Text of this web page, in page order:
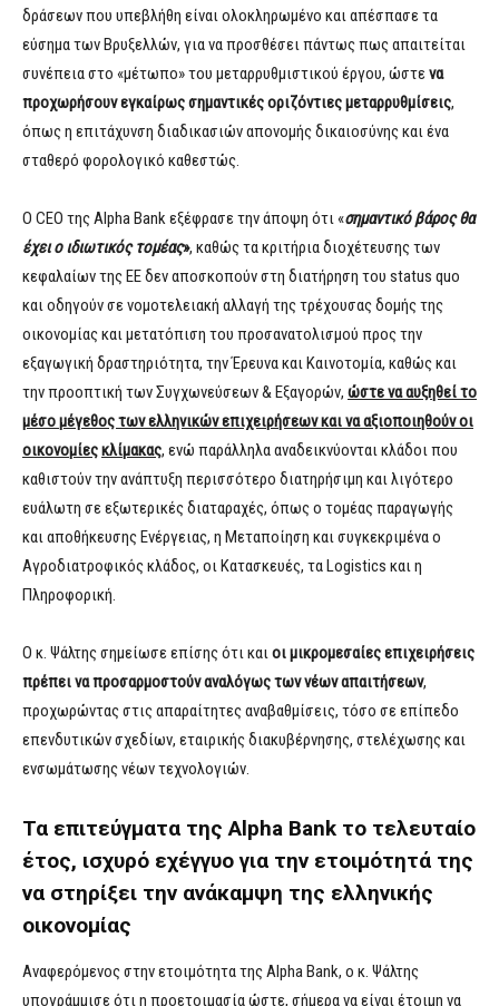
δράσεων που υπεβλήθη είναι ολοκληρωμένο και απέσπασε τα
εύσημα των Βρυξελλών, για να προσθέσει πάντως πως απαιτείται
συνέπεια στο «μέτωπο» του μεταρρυθμιστικού έργου, ώστε να
προχωρήσουνεγκαίρωςσημαντικές οριζόντιεςμεταρρυθμίσεις,
όπως η επιτάχυνση διαδικασιών απονομής δικαιοσύνης και ένα
σταθερό φορολογικό καθεστώς.
Ο CEO της Alpha Bank εξέφρασε την άποψη ότι «σημαντικό βάρος θα
έχει ο ιδιωτικός τομέας», καθώς τα κριτήρια διοχέτευσης των
κεφαλαίων της ΕΕ δεν αποσκοπούν στη διατήρηση του status quo
και οδηγούν σε νομοτελειακή αλλαγή της τρέχουσας δομής της
οικονομίας και μετατόπιση του προσανατολισμού προς την
εξαγωγική δραστηριότητα, την Έρευνα και Καινοτομία, καθώς και
την προοπτική των Συγχωνεύσεων & Εξαγορών, ώστε να αυξηθεί το
μέσο μέγεθος των ελληνικών επιχειρήσεων και να αξιοποιηθούν οι
οικονομίεςκλίμακας, ενώ παράλληλα αναδεικνύονται κλάδοι που
καθιστούν την ανάπτυξη περισσότερο διατηρήσιμη και λιγότερο
ευάλωτη σε εξωτερικές διαταραχές, όπως ο τομέας παραγωγής
και αποθήκευσης Ενέργειας, η Μεταποίηση και συγκεκριμένα ο
Αγροδιατροφικός κλάδος, οι Κατασκευές, τα Logistics και η
Πληροφορική.
Ο κ. Ψάλτης σημείωσε επίσης ότι καιοιμικρομεσαίεςεπιχειρήσεις
πρέπειναπροσαρμοστούναναλόγωςτωννέων απαιτήσεων,
προχωρώντας στις απαραίτητες αναβαθμίσεις, τόσο σε επίπεδο
επενδυτικών σχεδίων, εταιρικής διακυβέρνησης, στελέχωσης και
ενσωμάτωσης νέων τεχνολογιών.
Τα επιτεύγματα της Alpha Bank το τελευταίο
έτος, ισχυρό εχέγγυο για την ετοιμότητά της
να στηρίξει την ανάκαμψη της ελληνικής
οικονομίας
Αναφερόμενος στην ετοιμότητα της Alpha Bank, ο κ. Ψάλτης
υπογράμμισε ότι η προετοιμασία ώστε, σήμερα να είναι έτοιμη να